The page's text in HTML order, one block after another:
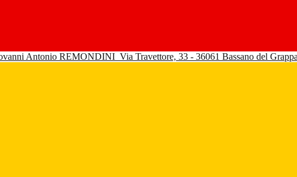
Antonio REMONDINI Via Travettore, 33 - 36061 Bassano del